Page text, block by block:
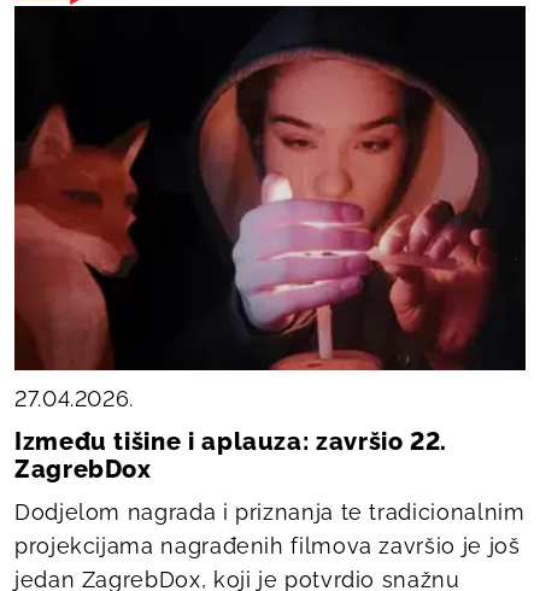
27.04.2026.
Između tišine i aplauza: završio 22.
ZagrebDox
Dodjelom nagrada i priznanja te tradicionalnim
projekcijama nagrađenih filmova završio je još
jedan ZagrebDox, koji je potvrdio snažnu